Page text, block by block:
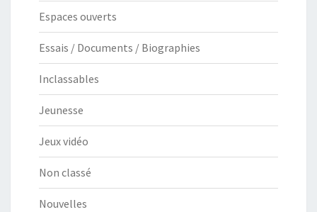
Espaces ouverts
Essais / Documents / Biographies
Inclassables
Jeunesse
Jeux vidéo
Non classé
Nouvelles